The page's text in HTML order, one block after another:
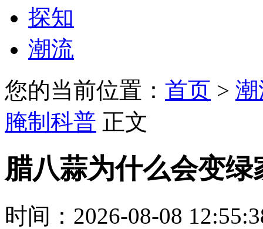
探知
潮流
您的当前位置： 首页 >
腌制科普 正文
腊八蒜为什么会变
时间：2026-08-08